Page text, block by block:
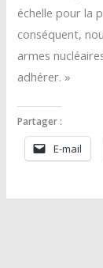
échelle pour la
conséquent,
armes
adhérer. »
Partager :
E-mail